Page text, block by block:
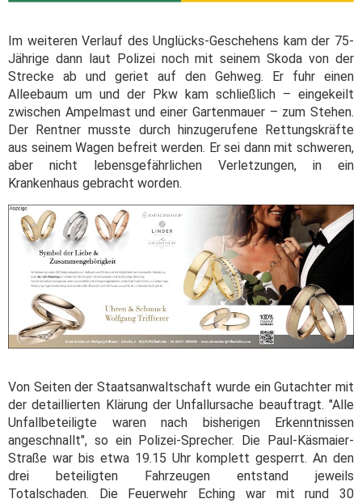
Im weiteren Verlauf des Unglücks-Geschehens kam der 75-
Jährige dann laut Polizei noch mit seinem Skoda von der
Strecke ab und geriet auf den Gehweg. Er fuhr einen
Alleebaum um und der Pkw kam schließlich – eingekeilt
zwischen Ampelmast und einer Gartenmauer – zum Stehen.
Der Rentner musste durch hinzugerufene Rettungskräfte
aus seinem Wagen befreit werden. Er sei dann mit schweren,
aber nicht lebensgefährlichen Verletzungen, in ein
Krankenhaus gebracht worden.
Von Seiten der Staatsanwaltschaft wurde ein Gutachter mit
der detaillierten Klärung der Unfallursache beauftragt. "Alle
Unfallbeteiligte waren nach bisherigen Erkenntnissen
angeschnallt", so ein Polizei-Sprecher. Die Paul-Käsmaier-
Straße war bis etwa 19.15 Uhr komplett gesperrt. An den
drei beteiligten Fahrzeugen entstand jeweils
Totalschaden. Die Feuerwehr Eching war mit rund 30